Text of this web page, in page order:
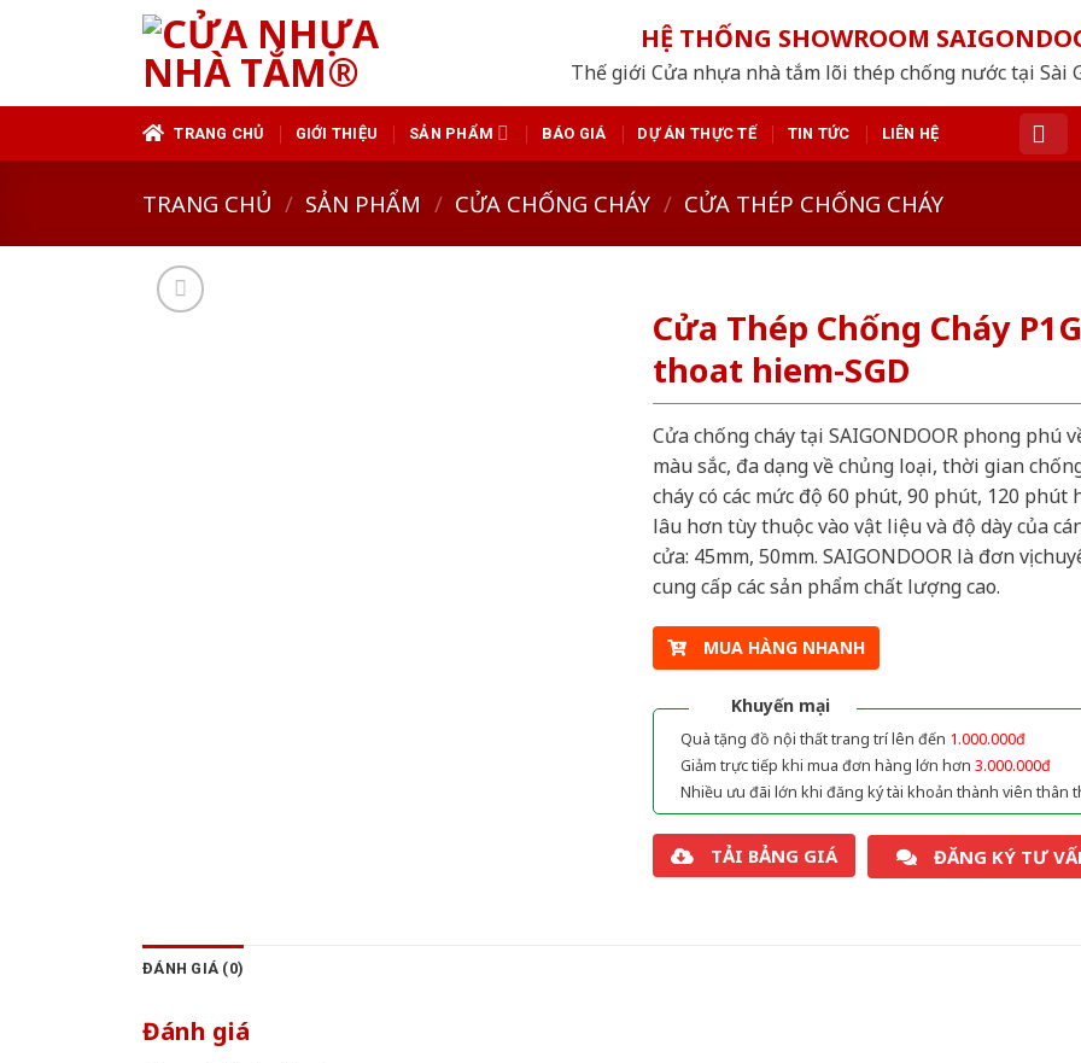
HỆ THỐNG SHOWROOM
Thế giới Cửa nhựa nhà tắm lõi thép chống nước tại Sài
TRANG CHỦ GIỚI THIỆU SẢN PHẨM BÁO GIÁ DỰ ÁN THỰC TẾ TIN TỨC LIÊN HỆ
TRANG CHỦ / SẢN PHẨM / CỬA CHỐNG CHÁY / CỬA THÉP CHỐNG CHÁY
Cửa Thép Chống Cháy
thoat hiem-SGD
Cửa chống cháy tại SAIGONDOOR phong phú
màu sắc, đa dạng về chủng loại, thời gian
cháy có các mức độ 60 phút, 90 phút, 120 phút
lâu hơn tùy thuộc vào vật liệu và độ dày của
cửa: 45mm, 50mm. SAIGONDOOR là đơn vị
cung cấp các sản phẩm chất lượng cao.
MUA HÀNG NHANH
Khuyến mại
Quà tặng đồ nội thất trang trí lên đến 1.000.000đ
Giảm trực tiếp khi mua đơn hàng lớn hơn 3.000.000đ
Nhiều ưu đãi lớn khi đăng ký tài khoản thành viên thân
TẢI BẢNG GIÁ ĐĂNG KÝ TƯ
ĐÁNH GIÁ (0)
Đánh giá